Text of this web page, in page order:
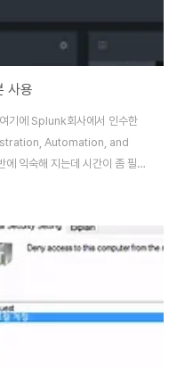
사용
기에 Splunk회사에서 인수한
Automation, and
익숙해 지는데 시간이 좀 필
하나의 인스턴스이고 여기에
기에 최근 필자가 REST API를
으로는
Phantom/4.10.4/PlatformAPI/